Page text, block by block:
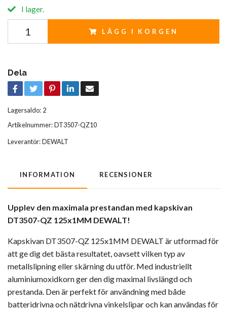
I lager.
LÄGG I KORGEN
Dela
Lagersaldo: 2
Artikelnummer:DT3507-QZ10
Leverantör:DEWALT
INFORMATION RECENSIONER
Upplev den maximala prestandan med kapskivan
DT3507-QZ 125x1MM DEWALT!
Kapskivan DT3507-QZ 125x1MM DEWALT är utformad för
att ge dig det bästa resultatet, oavsett vilken typ av
metallslipning eller skärning du utför. Med industriellt
aluminiumoxidkorn ger den dig maximal livslängd och
prestanda. Den är perfekt för användning med både
batteridrivna och nätdrivna vinkelslipar och kan användas för